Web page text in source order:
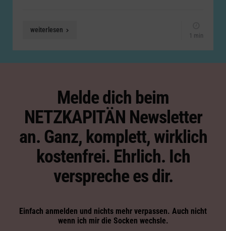
weiterlesen
1 min
Melde dich beim
NETZKAPITÄN Newsletter
an. Ganz, komplett, wirklich
kostenfrei. Ehrlich. Ich
verspreche es dir.
Einfach anmelden und nichts mehr verpassen. Auch nicht
wenn ich mir die Socken wechsle.